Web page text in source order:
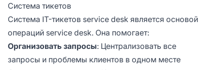
Система тикетов
Система IT-тикетов service desk является основой
операций service desk. Она помогает:
Организовать запросы: Централизовать все
запросы и проблемы клиентов в одном месте